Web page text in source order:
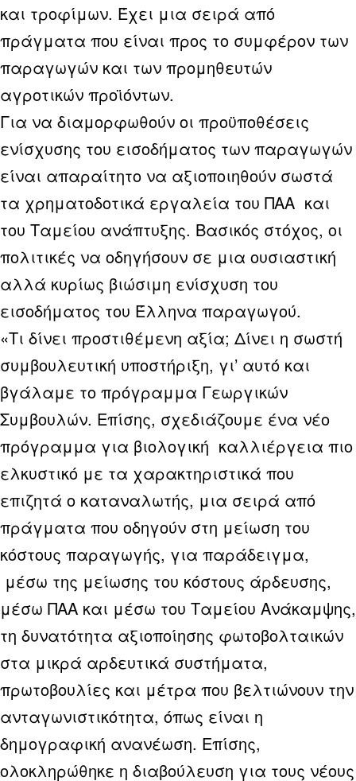
και τροφίμων. Έχει μια σειρά από
πράγματα που είναι προς το συμφέρον των
παραγωγών και των προμηθευτών
αγροτικών προϊόντων.
Για να διαμορφωθούν οι προϋποθέσεις
ενίσχυσης του εισοδήματος των παραγωγών
είναι απαραίτητο να αξιοποιηθούν σωστά
τα χρηματοδοτικά εργαλεία του ΠΑΑ και
του Ταμείου ανάπτυξης. Βασικός στόχος, οι
πολιτικές να οδηγήσουν σε μια ουσιαστική
αλλά κυρίως βιώσιμη ενίσχυση του
εισοδήματος του Έλληνα παραγωγού.
«Τι δίνει προστιθέμενη αξία; Δίνει η σωστή
συμβουλευτική υποστήριξη, γι’ αυτό και
βγάλαμε το πρόγραμμα Γεωργικών
Συμβουλών. Επίσης, σχεδιάζουμε ένα νέο
πρόγραμμα για βιολογική καλλιέργεια πιο
ελκυστικό με τα χαρακτηριστικά που
επιζητά ο καταναλωτής, μια σειρά από
πράγματα που οδηγούν στη μείωση του
κόστους παραγωγής, για παράδειγμα,
μέσω της μείωσης του κόστους άρδευσης,
μέσω ΠΑΑ και μέσω του Ταμείου Ανάκαμψης,
τη δυνατότητα αξιοποίησης φωτοβολταικών
στα μικρά αρδευτικά συστήματα,
πρωτοβουλίες και μέτρα που βελτιώνουν την
ανταγωνιστικότητα, όπως είναι η
δημογραφική ανανέωση. Επίσης,
ολοκληρώθηκε η διαβούλευση για τους νέους